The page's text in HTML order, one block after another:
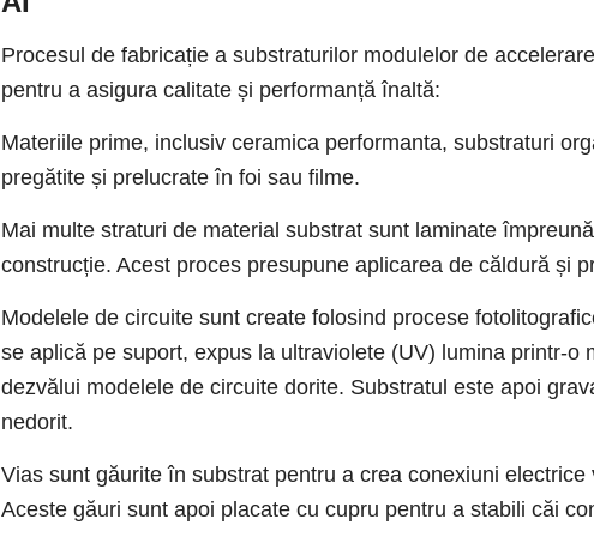
Procesul de fabricație a substraturilor modulelor de
pentru a asigura calitate și performanță înaltă:
Materiile prime, inclusiv ceramica performanta, substraturi
pregătite și prelucrate în foi sau filme.
Mai multe straturi de material substrat sunt laminate
construcție. Acest proces presupune aplicarea de căldură și
Modelele de circuite sunt create folosind procese
se aplică pe suport, expus la ultraviolete (UV) lumina printr-o
dezvălui modelele de circuite dorite. Substratul este apoi
nedorit.
Vias sunt găurite în substrat pentru a crea conexiuni
Aceste găuri sunt apoi placate cu cupru pentru a stabili căi